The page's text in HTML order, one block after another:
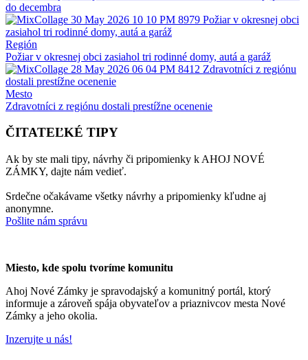
do decembra
Región
Požiar v okresnej obci zasiahol tri rodinné domy, autá a garáž
Mesto
Zdravotníci z regiónu dostali prestížne ocenenie
ČITATEĽKÉ TIPY
Ak by ste mali tipy, návrhy či pripomienky k AHOJ NOVÉ
ZÁMKY, dajte nám vedieť.
Srdečne očakávame všetky návrhy a pripomienky kľudne aj
anonymne.
Pošlite nám správu
Miesto, kde spolu tvoríme komunitu
Ahoj Nové Zámky je spravodajský a komunitný portál, ktorý
informuje a zároveň spája obyvateľov a priaznivcov mesta Nové
Zámky a jeho okolia.
Inzerujte u nás!